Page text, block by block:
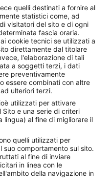
quelli destinati a fornire al
statistici come, ad
visitatori del sito e di ogni
fascia oraria.
cookie tecnici se utilizzati a
direttamente dal titolare
l'elaborazione di tali
a soggetti terzi, i dati
preventivamente
essere combinati con altre
ulteriori terzi.
utilizzati per attivare
e una serie di criteri
lingua) al fine di migliorare il
quelli utilizzati per
suo comportamento sul sito.
al fine di inviare
in linea con le
della navigazione in